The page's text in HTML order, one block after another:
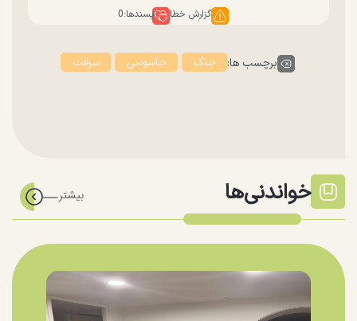
گزارش خطا پسندها:0
برچسب ها: جنگ جاسوسی سرقت
خواندنی‌ها